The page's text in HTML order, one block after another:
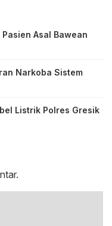
Asal Bawean
Narkoba Sistem
Listrik Polres Gresik